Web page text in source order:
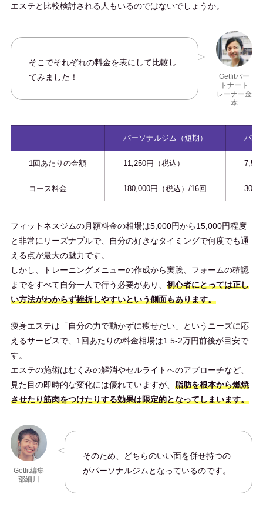
エステと比較検討される人もいるのではないでしょうか。
Getfitパー
トナート
レーナー金
本
そこでそれぞれの料金を表にして比較し
てみました！
パーソナルジム（短期） パー
1回あたりの金額 11,250円（税込）
コース料金 180,000円（税込）/16回
フィットネスジムの月額料金の相場は5,000円から15,000円程度
と非常にリーズナブルで、自分の好きなタイミングで何度でも通
える点が最大の魅力です。
しかし、トレーニングメニューの作成から実践、フォームの確認
までをすべて自分一人で行う必要があり、 初心者にとっては正し
い方法がわからず挫折しやすいという側面もあります。
痩身エステは「自分の力で動かずに痩せたい」というニーズに応
えるサービスで、1回あたりの料金相場は1.5-2万円前後が目安で
す。
エステの施術はむくみの解消やセルライトへのアプローチなど、
見た目の即時的な変化には優れていますが、 脂肪を根本から燃焼
させたり筋肉をつけたりする効果は限定的となってしまいます。
Getfit編集
部細川
そのため、どちらのいい面を併せ持つの
がパーソナルジムとなっているのです。